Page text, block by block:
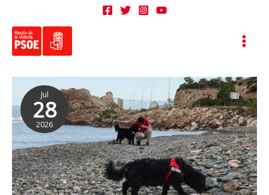
contenido
Jul
28
2026
PSOE
PROPONE
DOS
PLAYAS
CANINAS
Y
UNA